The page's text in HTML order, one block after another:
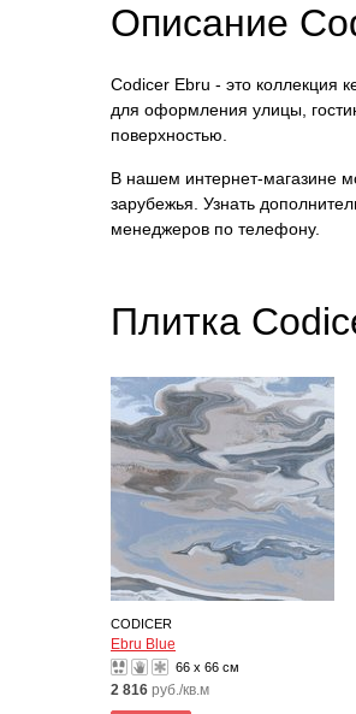
Описание
Codicer Ebru - это коллекция
для оформления улицы,
поверхностью.
В нашем интернет-магазине
зарубежья. Узнать
менеджеров по телефону.
Плитка
CODICER
Ebru Blue
66 x 66 см
2 816 руб./кв.м